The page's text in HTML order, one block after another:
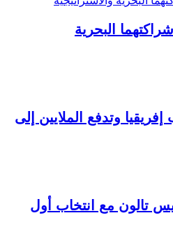
البحرية
وتدفع الملايين إلى
تالون مع انتخاب أول